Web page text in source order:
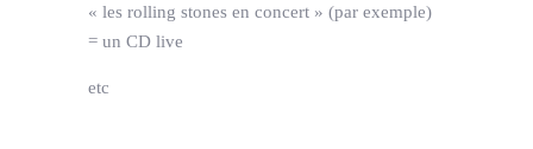
« les rolling stones en concert » (par exemple)
= un CD live
etc